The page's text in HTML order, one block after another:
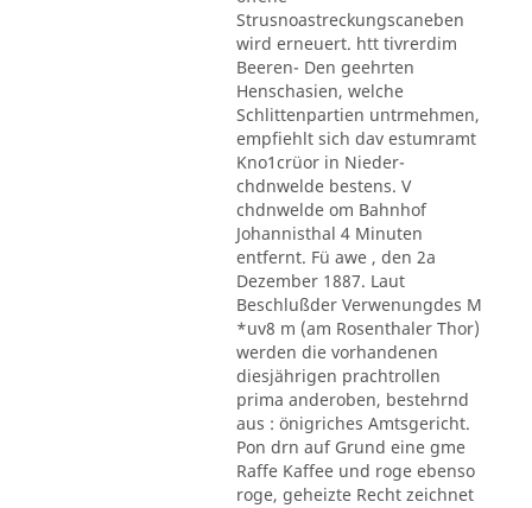
Strusnoastreckungscaneben
wird erneuert. htt tivrerdim
Beeren- Den geehrten
Henschasien, welche
Schlittenpartien untrmehmen,
empfiehlt sich dav estumramt
Kno1crüor in Nieder-
chdnwelde bestens. V
chdnwelde om Bahnhof
Johannisthal 4 Minuten
entfernt. Fü awe , den 2a
Dezember 1887. Laut
Beschlußder Verwenungdes M
*uv8 m (am Rosenthaler Thor)
werden die vorhandenen
diesjährigen prachtrollen
prima anderoben, bestehrnd
aus : önigriches Amtsgericht.
Pon drn auf Grund eine gme
Raffe Kaffee und roge ebenso
roge, geheizte Recht zeichnet